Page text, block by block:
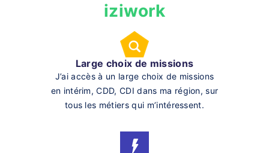
iziwork
Large choix de missions
J’ai accès à un large choix de missions
en intérim, CDD, CDI dans ma région, sur
tous les métiers qui m’intéressent.